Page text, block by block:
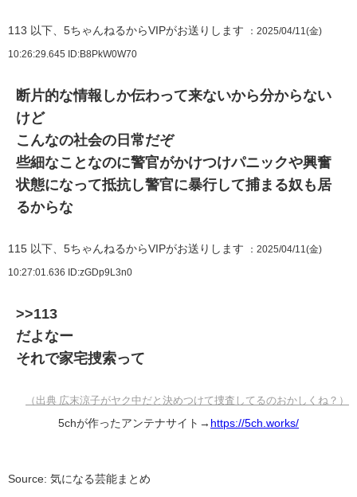
113 以下、5ちゃんねるからVIPがお送りします ：2025/04/11(金)
10:26:29.645 ID:B8PkW0W70
断片的な情報しか伝わって来ないから分からない
けど
こんなの社会の日常だぞ
些細なことなのに警官がかけつけパニックや興奮
状態になって抵抗し警官に暴行して捕まる奴も居
るからな
115 以下、5ちゃんねるからVIPがお送りします ：2025/04/11(金)
10:27:01.636 ID:zGDp9L3n0
>>113
だよなー
それで家宅捜索って
（出典 広末涼子がヤク中だと決めつけて捜査してるのおかしくね？）
5chが作ったアンテナサイト→ https://5ch.works/
Source: 気になる芸能まとめ